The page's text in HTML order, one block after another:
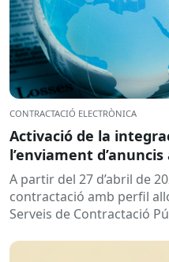
CONTRACTACIÓ ELECTRÒNICA
Activació de la
l’enviament d’anuncis
A partir del 27 d’abril de
contractació amb perfil
Serveis de Contractació